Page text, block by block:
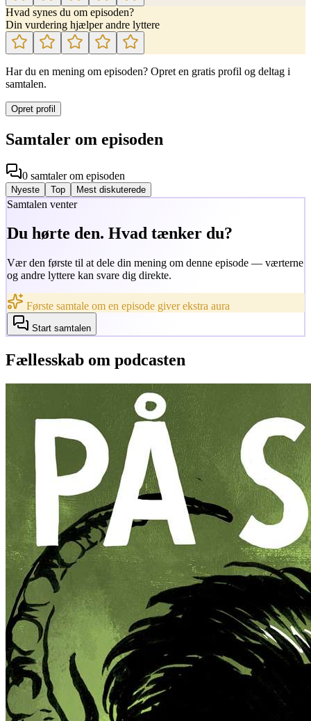
Hvad synes du om episoden?
Din vurdering hjælper andre lyttere
Har du en mening om episoden? Opret en gratis profil og deltag i
samtalen.
Opret profil
Samtaler om episoden
0 samtalerom episoden
Nyeste Top Mest diskuterede
Samtalen venter
Du hørte den. Hvad tænker du?
Vær den første til at dele din mening om denne episode — værterne
og andre lyttere kan svare dig direkte.
Første samtale om en episode giver ekstra aura
Start samtalen
Fællesskab om podcasten